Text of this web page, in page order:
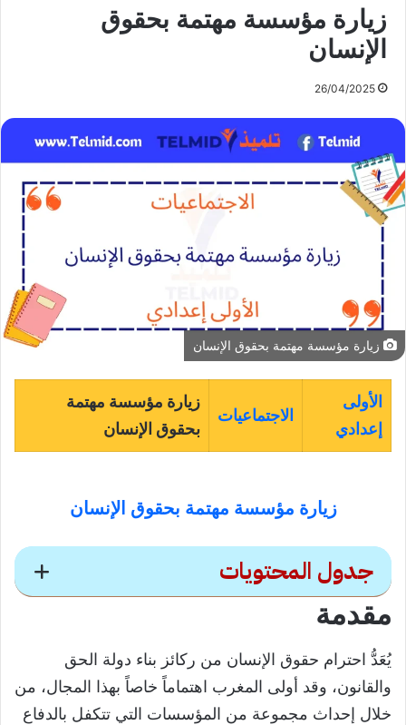
زيارة مؤسسة مهتمة بحقوق
الإنسان
26/04/2025
زيارة مؤسسة مهتمة بحقوق الإنسان
الأولى
إعدادي
الاجتماعيات
زيارة مؤسسة مهتمة
بحقوق الإنسان
زيارة مؤسسة مهتمة بحقوق الإنسان
جدول المحتويات
زيارة مؤسسة مهتمة بحقوق
الإنسان
مقدمة
مقدمة
يُعَدُّ احترام حقوق الإنسان من ركائز بناء دولة الحق
والقانون، وقد أولى المغرب اهتماماً خاصاً بهذا المجال، من
خلال إحداث مجموعة من المؤسسات التي تتكفل بالدفاع